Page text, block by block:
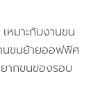
หมาะกับงานขน
นขนย้ายออฟฟิศ
ากขนของรอบ